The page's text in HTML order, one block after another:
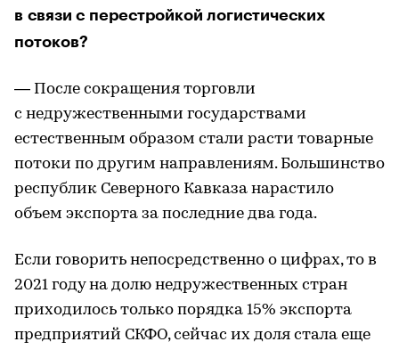
в связи с перестройкой логистических
потоков?
— После сокращения торговли
с недружественными государствами
естественным образом стали расти товарные
потоки по другим направлениям. Большинство
республик Северного Кавказа нарастило
объем экспорта за последние два года.
Если говорить непосредственно о цифрах, то в
2021 году на долю недружественных стран
приходилось только порядка 15% экспорта
предприятий СКФО, сейчас их доля стала еще